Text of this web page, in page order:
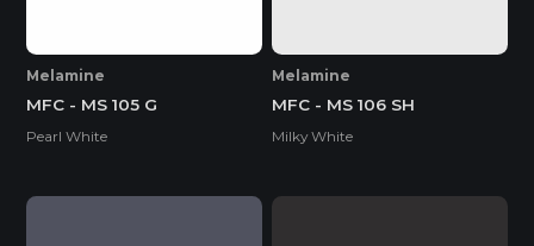
Melamine
MFC - MS 105 G
Pearl White
Melamine
MFC - MS 106 SH
Milky White